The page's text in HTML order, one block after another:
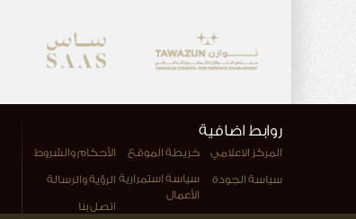
روابط اضافية
المركز الاعلامي خريطة الموقع الأحكام والشروط
سياسة الجودة
سياسة استمرارية
الأعمال
الرؤية والرسالة
اتصل بنا